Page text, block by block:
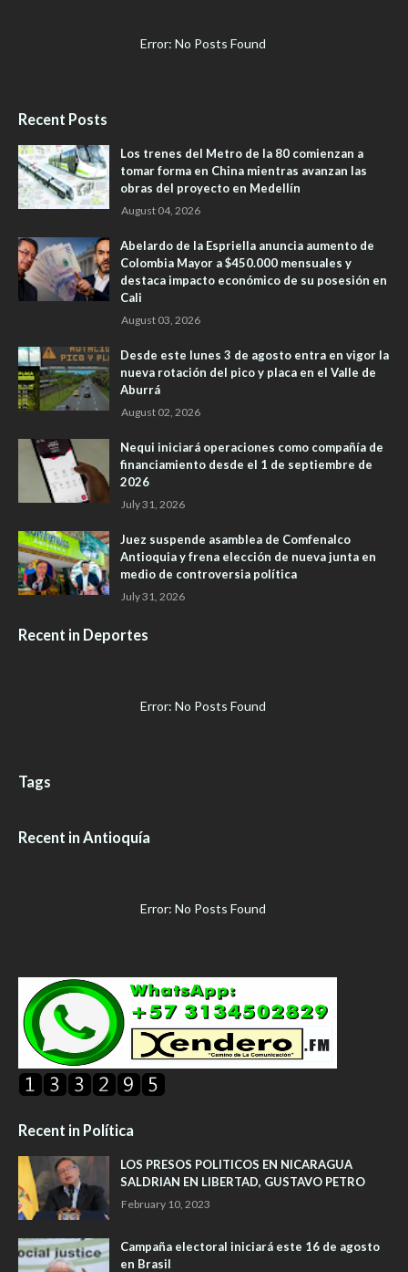
Error: No Posts Found
Recent Posts
Los trenes del Metro de la 80 comienzan a
tomar forma en China mientras avanzan las
obras del proyecto en Medellín
August 04, 2026
Abelardo de la Espriella anuncia aumento de
Colombia Mayor a $450.000 mensuales y
destaca impacto económico de su posesión en
Cali
August 03, 2026
Desde este lunes 3 de agosto entra en vigor la
nueva rotación del pico y placa en el Valle de
Aburrá
August 02, 2026
Nequi iniciará operaciones como compañía de
financiamiento desde el 1 de septiembre de
2026
July 31, 2026
Juez suspende asamblea de Comfenalco
Antioquia y frena elección de nueva junta en
medio de controversia política
July 31, 2026
Recent in Deportes
Error: No Posts Found
Tags
Recent in Antioquía
Error: No Posts Found
Recent in Política
LOS PRESOS POLITICOS EN NICARAGUA
SALDRIAN EN LIBERTAD, GUSTAVO PETRO
February 10, 2023
Campaña electoral iniciará este 16 de agosto
en Brasil